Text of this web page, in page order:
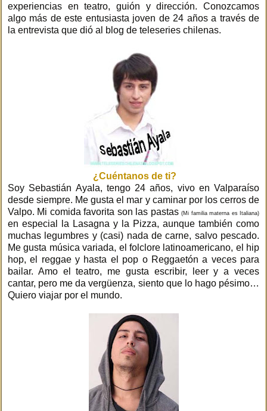
experiencias en teatro, guión y dirección. Conozcamos
algo más de este entusiasta joven de 24 años a través de
la entrevista que dió al blog de teleseries chilenas.
¿Cuéntanos de ti?
Soy Sebastián Ayala, tengo 24 años, vivo en Valparaíso
desde siempre. Me gusta el mar y caminar por los cerros de
Valpo. Mi comida favorita son las pastas(Mi familia materna es Italiana)
en especial la Lasagna y la Pizza, aunque también como
muchas legumbres y (casi) nada de carne, salvo pescado.
Me gusta música variada, el folclore latinoamericano, el hip
hop, el reggae y hasta el pop o Reggaetón a veces para
bailar. Amo el teatro, me gusta escribir, leer y a veces
cantar, pero me da vergüenza, siento que lo hago pésimo…
Quiero viajar por el mundo.